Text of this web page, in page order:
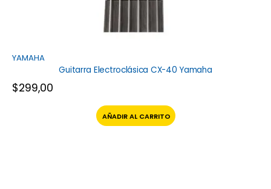
YAMAHA
Guitarra Electroclásica CX-40 Yamaha
$299,00
AÑADIR AL CARRITO